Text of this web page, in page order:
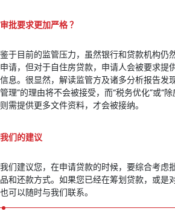
审批要求更加严格？
鉴于目前的监管压力，虽然银行和贷款机构仍
申请，但对于自住房贷款，申请人会被要求提
信息。很显然，解读监管方及诸多分析报告发
管理”的理由将不会被接受，而“税务优化”或“
则需提供更多文件资料，才会被接纳。
我们的建议
我们建议您，在申请贷款的时候，要综合考虑
品和还款方式。如果您已经在筹划贷款，或是
也可以随时与我们联系。